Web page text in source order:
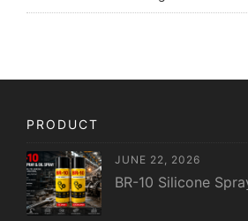
PRODUCT
JUNE 22, 2026
BR-10 Silicone